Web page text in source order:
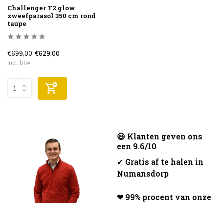
Challenger T2 glow
zweefparasol 350 cm rond
taupe
€699,00 €629,00
Incl. btw
😃 Klanten geven ons
een 9.6/10
✔ Gratis af te halen in
Numansdorp
❤ 99% procent van onze